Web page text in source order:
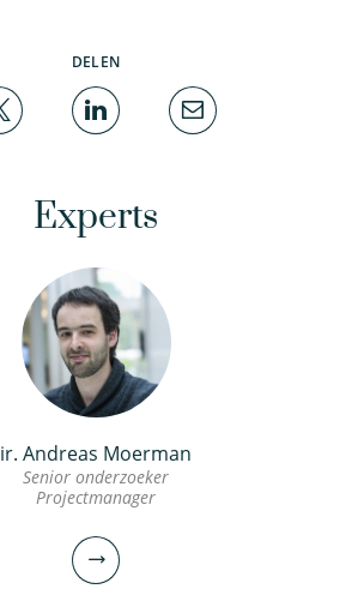
DELEN
Experts
ir. Andreas Moerman
Senior onderzoeker
Projectmanager